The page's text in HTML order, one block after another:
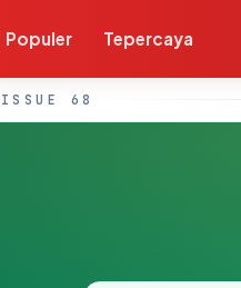
Populer Tepercaya
ISSUE 68